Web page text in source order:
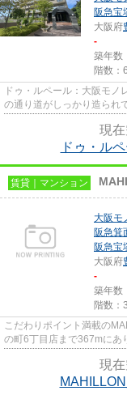
阪急宝
大阪府
-
築年数
階数：
ドゥ・ルペール：大阪モ
の通り道がしっかり造られ
現在
ドゥ・ル
賃貸｜マンション
大阪モ
阪急箕
阪急宝
大阪府
-
築年数
階数：
こだわりポイント満載の
の町6丁目店まで367mにあ
現在